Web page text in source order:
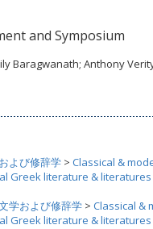
and Symposium
Baragwanath; Anthony
よび修辞学 > Classical &
Greek literature &
学および修辞学 > Classical &
Greek literature &